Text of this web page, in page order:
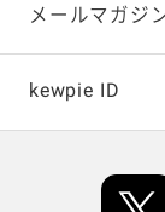
テレビ・ラ
キャンペー
メールマガジ
kewpie ID